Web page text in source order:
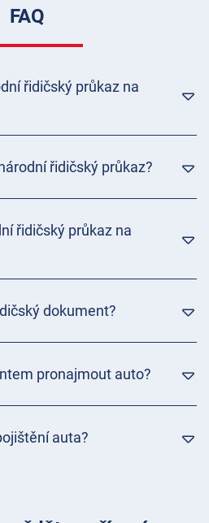
FAQ
řidičský průkaz na
řidičský průkaz?
řidičský průkaz na
dokument?
pronajmout auto?
auta?